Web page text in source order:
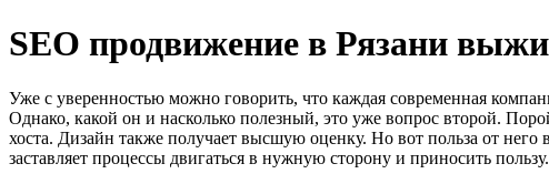
SEO продвижение в Рязани
Уже с уверенностью можно говорить, что каждая современная
Однако, какой он и насколько полезный, это уже вопрос второй.
хоста. Дизайн также получает высшую оценку. Но вот польза от
заставляет процессы двигаться в нужную сторону и приносить